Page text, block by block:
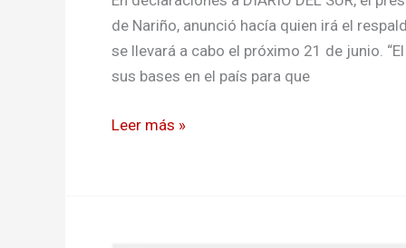
de Nariño, anunció hacía quien irá el
se llevará a cabo el próximo 21 de junio.
sus bases en el país para que
Leer más »